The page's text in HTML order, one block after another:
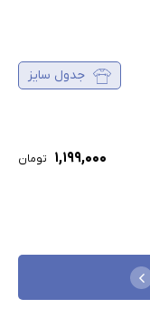
جدول سایز
۱,۱۹۹,۰۰۰ تومان